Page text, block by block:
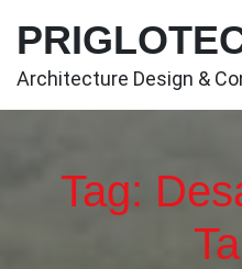
content
Architecture Design &
Tag: